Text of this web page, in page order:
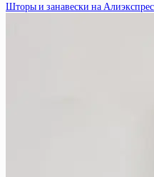
Шторы и занавески на